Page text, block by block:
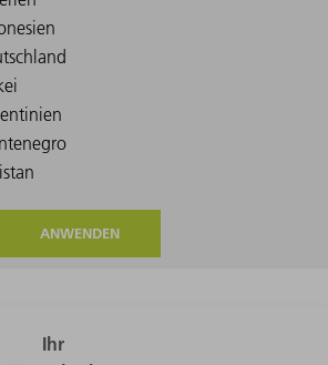
ANWENDEN